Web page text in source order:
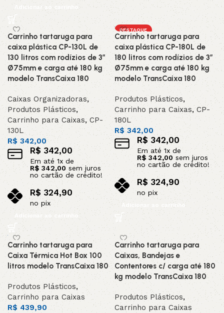
Adicionar ao carrinho
Carrinho tartaruga para
caixa plástica CP-130L de
130 litros com rodízios de 3”
Ø75mm e carga até 180 kg
modelo TransCaixa 180
Caixas Organizadoras,
Produtos Plásticos,
Carrinho para Caixas,CP-
130L
R$ 342,00
R$342,00
Em até 1x de
R$ 342,00sem juros
no cartão de crédito!
R$324,90
no pix
Adicionar ao carrinho
DESTAQUE
Carrinho tartaruga para
caixa plástica CP-180L de
180 litros com rodízios de 3”
Ø75mm e carga até 180 kg
modelo TransCaixa 180
Produtos Plásticos,
Carrinho para Caixas,CP-
180L
R$342,00
R$ 342,00
Em até1x de
R$342,00sem juros
no cartão de crédito!
R$324,90
no pix
Adicionar ao carrinho
Carrinho tartaruga para
Caixa Térmica Hot Box 100
litros modelo TransCaixa 180
Produtos Plásticos,
Carrinho para Caixas
R$ 439,90
Carrinho tartaruga para
Caixas, Bandejas e
Contentores c/ carga até 180
kg modelo TransCaixa 180
Produtos Plásticos,
Carrinho para Caixas